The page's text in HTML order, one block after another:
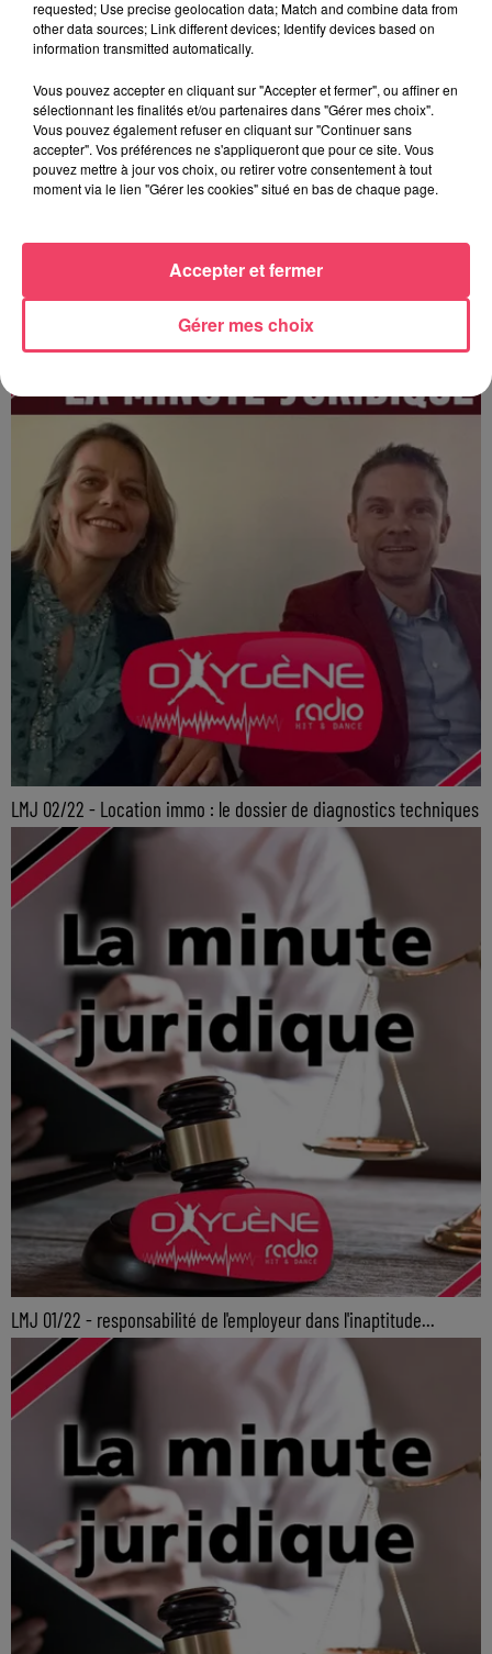
LMJ 03/22 - Les enfants nés sans vie peuvent porter un nom de
famille
LMJ 02/22 - Location immo : le dossier de diagnostics techniques
LMJ 01/22 - responsabilité de l'employeur dans l'inaptitude...
requested; Use precise geolocation data; Match and combine data from
other data sources; Link different devices; Identify devices based on
information transmitted automatically.
Vous pouvez accepter en cliquant sur "Accepter et fermer", ou affiner en
sélectionnant les finalités et/ou partenaires dans "Gérer mes choix".
Vous pouvez également refuser en cliquant sur "Continuer sans
accepter". Vos préférences ne s'appliqueront que pour ce site. Vous
pouvez mettre à jour vos choix, ou retirer votre consentement à tout
moment via le lien "Gérer les cookies" situé en bas de chaque page.
Gérer mes choix
Accepter et fermer